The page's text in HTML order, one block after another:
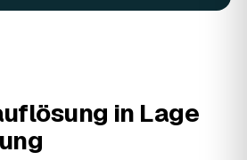
Fahrtkosten anteilig von der
einer Auflösung im Erbfall unter
Sie erhalten eine
in Lage